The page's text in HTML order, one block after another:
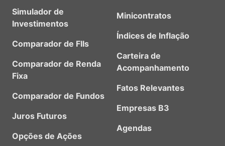
Simulador de
Investimentos
Comparador de FIIs
Comparador de Renda
Fixa
Comparador de Fundos
Juros Futuros
Opções de Ações
Minicontratos
Índices de Inflação
Carteira de
Acompanhamento
Fatos Relevantes
Empresas B3
Agendas